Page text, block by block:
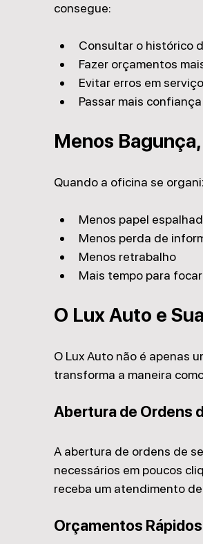
consegue:
Consultar o histórico
Fazer orçamentos
Evitar erros em
Passar mais
Menos
Quando a oficina se
Menos papel
Menos perda de
Menos retrabalho
Mais tempo para
O Lux Auto e
O Lux Auto não é apenas
transforma a maneira
Abertura de Ordens
A abertura de ordens de
necessários em poucos
receba um atendimento
Orçamentos Rápidos